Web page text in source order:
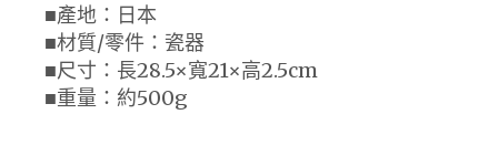
■產地：日本
■材質/零件：瓷器
■尺寸：長28.5×寬21×高2.5cm
■重量：約500g